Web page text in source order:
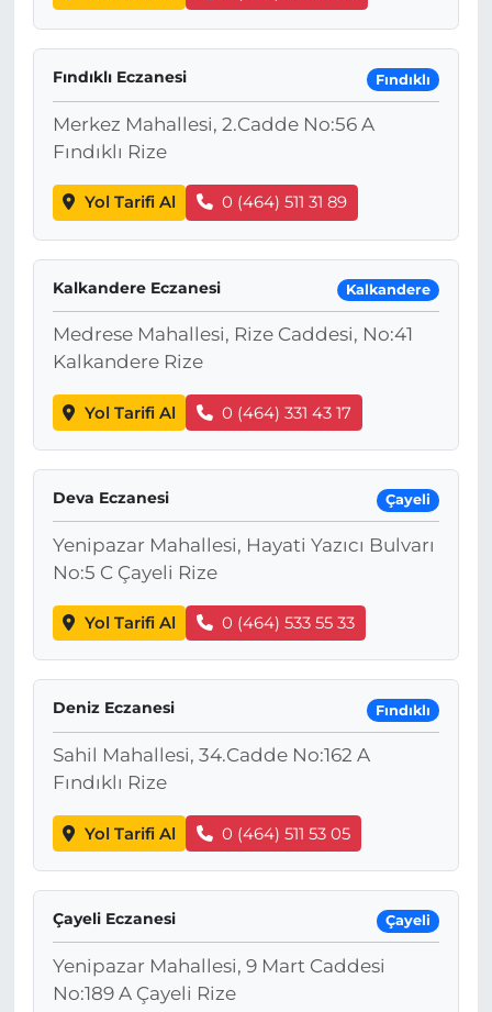
Fındıklı Eczanesi Fındıklı
Merkez Mahallesi, 2.Cadde No:56 A
Fındıklı Rize
Yol Tarifi Al 0 (464) 511 31 89
Kalkandere Eczanesi Kalkandere
Medrese Mahallesi, Rize Caddesi, No:41
Kalkandere Rize
Yol Tarifi Al 0 (464) 331 43 17
Deva Eczanesi Çayeli
Yenipazar Mahallesi, Hayati Yazıcı Bulvarı
No:5 C Çayeli Rize
Yol Tarifi Al 0 (464) 533 55 33
Deniz Eczanesi Fındıklı
Sahil Mahallesi, 34.Cadde No:162 A
Fındıklı Rize
Yol Tarifi Al 0 (464) 511 53 05
Çayeli Eczanesi Çayeli
Yenipazar Mahallesi, 9 Mart Caddesi
No:189 A Çayeli Rize